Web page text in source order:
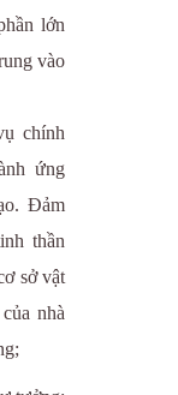
lớn
vào
chính
ứng
Đảm
thần
sở vật
nhà